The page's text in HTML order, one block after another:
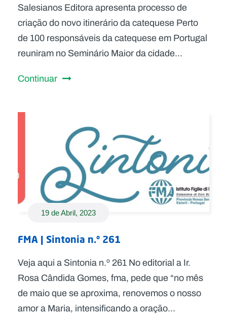
Salesianos Editora apresenta processo de
criação do novo itinerário da catequese Perto
de 100 responsáveis da catequese em Portugal
reuniram no Seminário Maior da cidade...
Continuar
19 de Abril, 2023
FMA | Sintonia n.º 261
Veja aqui a Sintonia n.º 261 No editorial a Ir.
Rosa Cândida Gomes, fma, pede que “no mês
de maio que se aproxima, renovemos o nosso
amor a Maria, intensificando a oração...